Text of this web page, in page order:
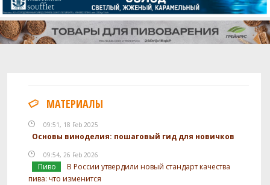
МАТЕРИАЛЫ
09:51, 18 Feb 2025
Основы виноделия: пошаговый гид для новичков
09:54, 26 Feb 2026
Пиво
В России утвердили новый стандарт качества
пива: что изменится